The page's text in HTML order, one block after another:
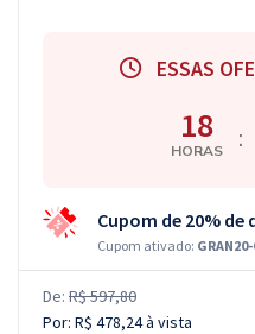
ESSAS
18
HORAS :
Cupom de 20% de
Cupom ativado:
De: R$ 597,80
Por: R$ 478,24à vista